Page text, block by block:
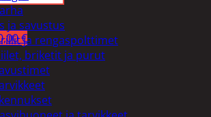
€
ja savustus
ja rengaspolttimet
briketit ja purut